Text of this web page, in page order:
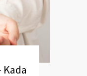
Kada